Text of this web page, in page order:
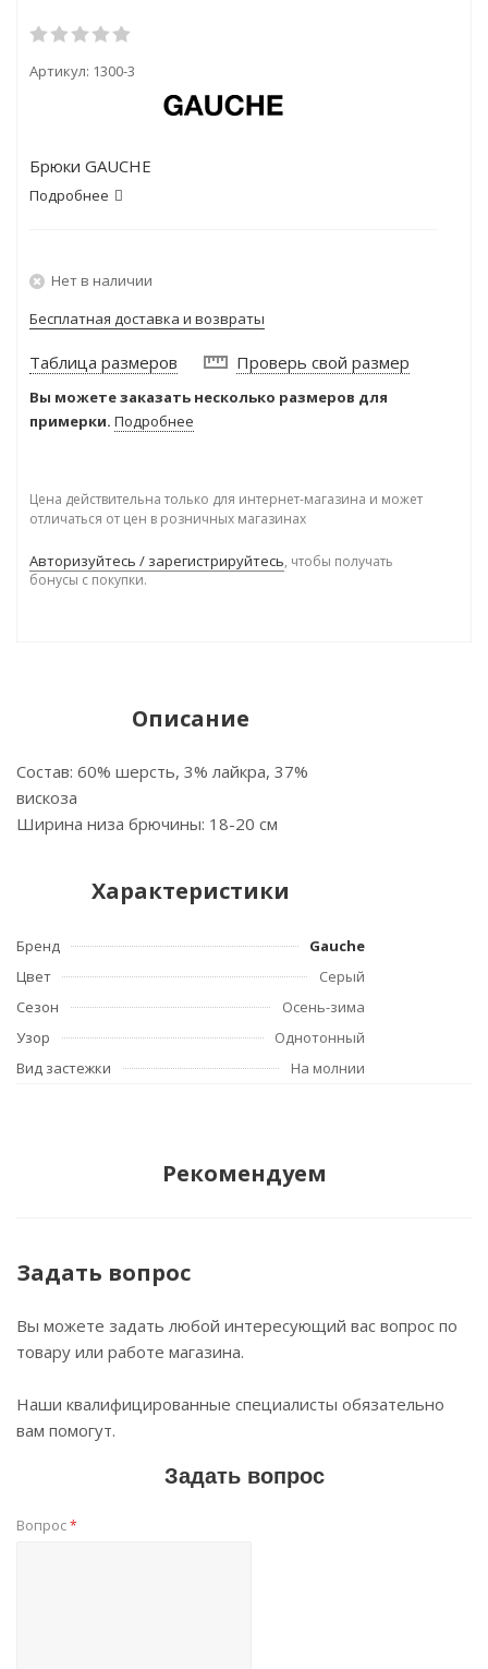
Артикул: 1300-3
Брюки GAUCHE
Подробнее
Нет в наличии
Бесплатная доставка и возвраты
Таблица размеров Проверь свой размер
Вы можете заказать несколько размеров для
примерки. Подробнее
Цена действительна только для интернет-магазина и может
отличаться от цен в розничных магазинах
Авторизуйтесь / зарегистрируйтесь, чтобы получать
бонусы с покупки.
Описание
Состав: 60% шерсть, 3% лайкра, 37%
вискоза
Ширина низа брючины: 18-20 см
Характеристики
Бренд
Gauche
Цвет
Серый
Сезон
Осень-зима
Узор
Однотонный
Вид застежки
На молнии
Рекомендуем
Задать вопрос
Вы можете задать любой интересующий вас вопрос по
товару или работе магазина.
Наши квалифицированные специалисты обязательно
вам помогут.
Задать вопрос
Вопрос*